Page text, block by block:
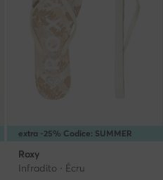
extra -25% Codice: SUMMER
Roxy
Infradito · Écru